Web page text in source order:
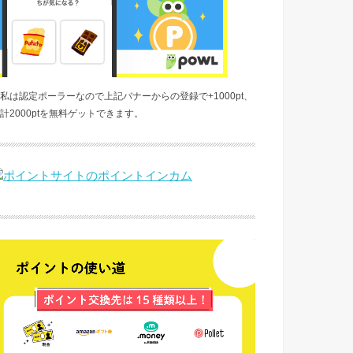
は認定ポーラーなので上記バナーからの登録で+1000pt、
2000ptを無料ゲットできます。